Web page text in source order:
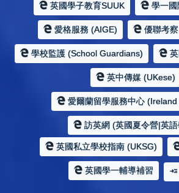
英國學子教育SUUK 學一
愛格服務 (AIGE) 優聯考
學校監護 (School Guardians) 英
英中傳媒 (UKese)
愛爾蘭留學服務中心
訪英網 (英國夏令營|英
英國私立學校指南 (UKSG)
英國學一輔導補習